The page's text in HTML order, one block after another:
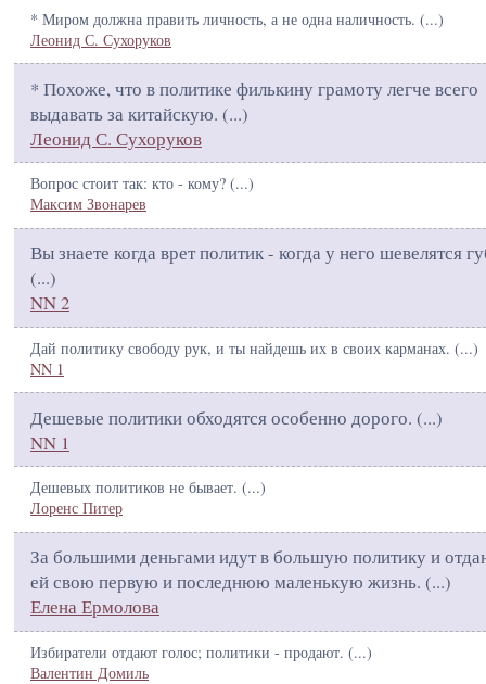
* Миром должна править личность, а не одна наличность. (...)
Леонид С. Сухоруков
* Похоже, что в политике филькину грамоту легче всего
выдавать за китайскую. (...)
Леонид С. Сухоруков
Вопрос стоит так: кто - кому? (...)
Максим Звонарев
Вы знаете когда врет политик - когда у него шевелятся
(...)
NN 2
Дай политику свободу рук, и ты найдешь их в своих карманах. (...)
NN 1
Дешевые политики обходятся особенно дорого. (...)
NN 1
Дешевых политиков не бывает. (...)
Лоренс Питер
За большими деньгами идут в большую политику и
ей свою первую и последнюю маленькую жизнь. (...)
Елена Ермолова
Избиратели отдают голос; политики - продают. (...)
Валентин Домиль